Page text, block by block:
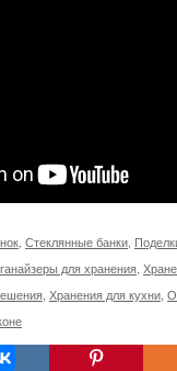
, Стеклянные банки,
для хранения,
, Хранения для кухни,